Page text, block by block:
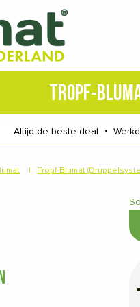
TROPF-
Altijd de beste deal ・
Tropf-Blumat